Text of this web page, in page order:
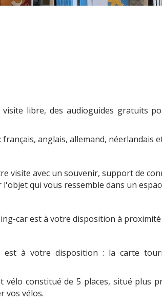
visite libre, des audioguides gratuits
anglais, allemand, néerlandais
visite avec un souvenir, support de
l'objet qui vous ressemble dans un
car est à votre disposition à proximité
est à votre disposition : la carte
vélo constitué de 5 places, situé plus
vos vélos.